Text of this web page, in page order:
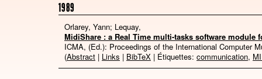
1989
Orlarey, Yann; Lequay,
MidiShare : a Real Time multi-tasks software module
ICMA, (Ed.): Proceedings of the International Computer
(Abstract | Links | BibTeX | Étiquettes: communication,